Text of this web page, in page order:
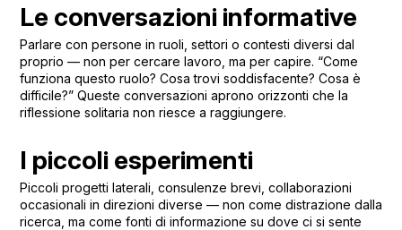
Le conversazioni informative
Parlare con persone in ruoli, settori o contesti diversi dal
proprio — non per cercare lavoro, ma per capire. “Come
funziona questo ruolo? Cosa trovi soddisfacente? Cosa è
difficile?” Queste conversazioni aprono orizzonti che la
riflessione solitaria non riesce a raggiungere.
I piccoli esperimenti
Piccoli progetti laterali, consulenze brevi, collaborazioni
occasionali in direzioni diverse — non come distrazione dalla
ricerca, ma come fonti di informazione su dove ci si sente